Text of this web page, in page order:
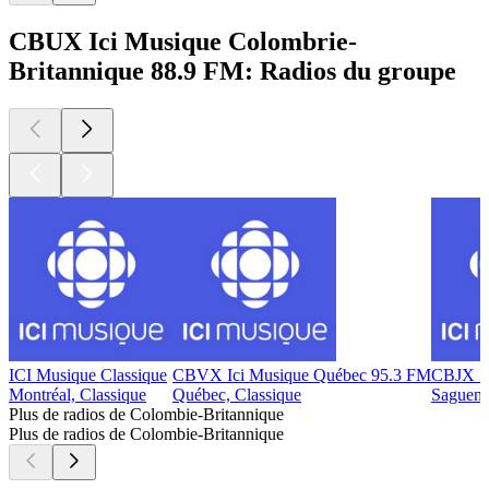
CBUX Ici Musique Colombrie-
Britannique 88.9 FM: Radios du groupe
ICI Musique Classique
Montréal, Classique
CBVX Ici Musique Québec 95.3 FM
Québec, Classique
CBJX
Plus de radios de Colombie-Britannique
Plus de radios de Colombie-Britannique